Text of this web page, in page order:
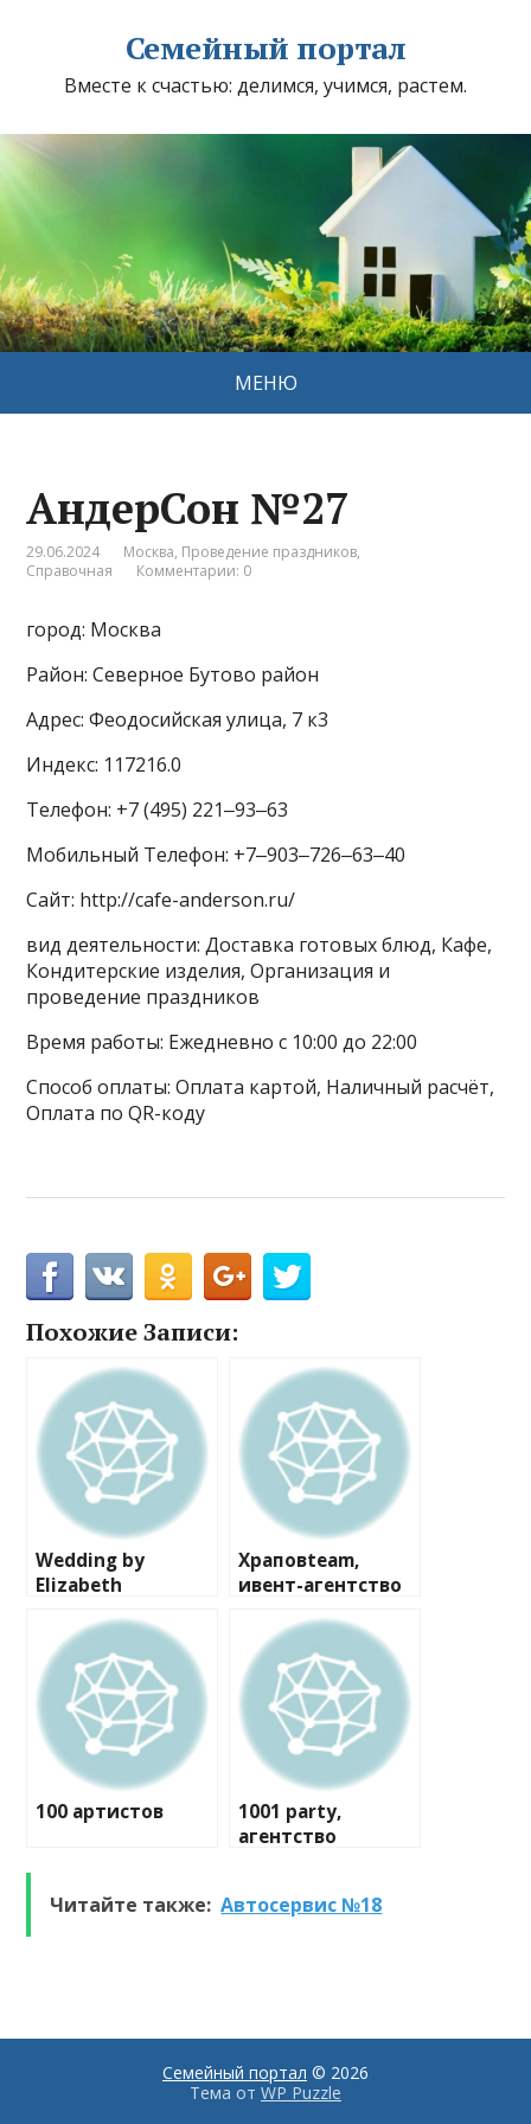
Семейный портал
Вместе к счастью: делимся, учимся, растем.
МЕНЮ
АндерСон №27
29.06.2024 Москва, Проведение праздников,
Справочная
Комментарии: 0
город: Москва
Район: Северное Бутово район
Адрес: Феодосийская улица, 7 к3
Индекс: 117216.0
Телефон: +7 (495) 221‒93‒63
Мобильный Телефон: +7‒903‒726‒63‒40
Сайт: http://cafe-anderson.ru/
вид деятельности: Доставка готовых блюд, Кафе,
Кондитерские изделия, Организация и
проведение праздников
Время работы: Ежедневно с 10:00 до 22:00
Способ оплаты: Оплата картой, Наличный расчёт,
Оплата по QR-коду
Похожие Записи:
Wedding by
Elizabeth
Храповteam,
ивент-агентство
100 артистов
1001 party,
агентство
Читайте также: Автосервис №18
Семейный портал © 2026
Тема от WP Puzzle